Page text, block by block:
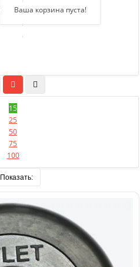
Ваша корзина пуста!
15
25
50
75
100
Показать: